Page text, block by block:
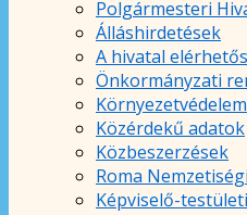
Polgármesteri
Álláshirdetések
A hivatal
Önkormányzati
Környezetvédelem
Közérdekű adatok
Közbeszerzések
Roma
Képviselő-